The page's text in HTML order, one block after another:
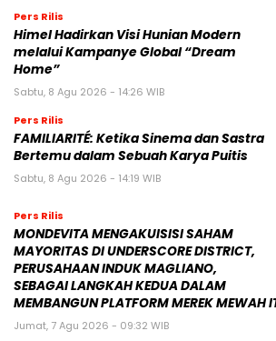
Pers Rilis
Himel Hadirkan Visi Hunian Modern
melalui Kampanye Global “Dream
Home”
Sabtu, 8 Agu 2026 - 14:26 WIB
Pers Rilis
FAMILIARITÉ: Ketika Sinema dan Sastra
Bertemu dalam Sebuah Karya Puitis
Sabtu, 8 Agu 2026 - 14:19 WIB
Pers Rilis
MONDEVITA MENGAKUISISI SAHAM
MAYORITAS DI UNDERSCORE DISTRICT,
PERUSAHAAN INDUK MAGLIANO,
SEBAGAI LANGKAH KEDUA DALAM
MEMBANGUN PLATFORM MEREK MEWAH
Jumat, 7 Agu 2026 - 09:32 WIB